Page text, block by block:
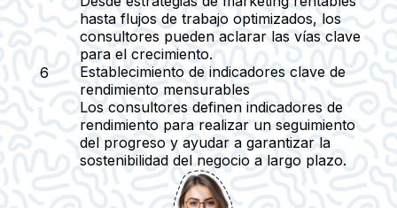
hasta flujos de trabajo optimizados, los
consultores pueden aclarar las vías clave
para el crecimiento.
Establecimiento de indicadores clave de
rendimiento mensurables
Los consultores definen indicadores de
rendimiento para realizar un seguimiento
del progreso y ayudar a garantizar la
sostenibilidad del negocio a largo plazo.